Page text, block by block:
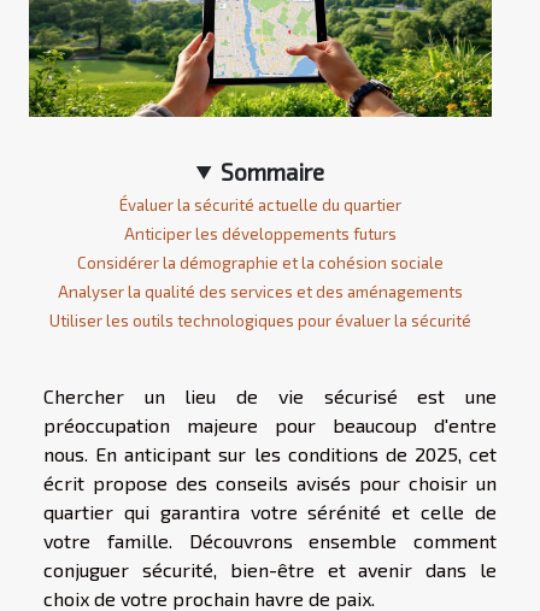
Sommaire
Évaluer la sécurité actuelle du quartier
Anticiper les développements futurs
Considérer la démographie et la cohésion sociale
Analyser la qualité des services et des aménagements
Utiliser les outils technologiques pour évaluer la sécurité
Chercher un lieu de vie sécurisé est une
préoccupation majeure pour beaucoup d'entre
nous. En anticipant sur les conditions de 2025, cet
écrit propose des conseils avisés pour choisir un
quartier qui garantira votre sérénité et celle de
votre famille. Découvrons ensemble comment
conjuguer sécurité, bien-être et avenir dans le
choix de votre prochain havre de paix.